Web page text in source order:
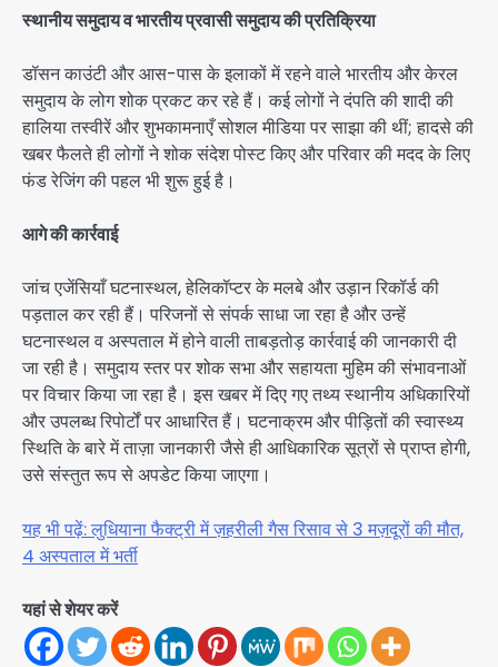
स्थानीय समुदाय व भारतीय प्रवासी समुदाय की प्रतिक्रिया
डॉसन काउंटी और आस-पास के इलाकों में रहने वाले भारतीय और केरल
समुदाय के लोग शोक प्रकट कर रहे हैं। कई लोगों ने दंपति की शादी की
हालिया तस्वीरें और शुभकामनाएँ सोशल मीडिया पर साझा की थीं; हादसे की
खबर फैलते ही लोगों ने शोक संदेश पोस्ट किए और परिवार की मदद के लिए
फंड रेजिंग की पहल भी शुरू हुई है।
आगे की कार्रवाई
जांच एजेंसियाँ घटनास्थल, हेलिकॉप्टर के मलबे और उड़ान रिकॉर्ड की
पड़ताल कर रही हैं। परिजनों से संपर्क साधा जा रहा है और उन्हें
घटनास्थल व अस्पताल में होने वाली ताबड़तोड़ कार्रवाई की जानकारी दी
जा रही है। समुदाय स्तर पर शोक सभा और सहायता मुहिम की संभावनाओं
पर विचार किया जा रहा है। इस खबर में दिए गए तथ्य स्थानीय अधिकारियों
और उपलब्ध रिपोर्टों पर आधारित हैं। घटनाक्रम और पीड़ितों की स्वास्थ्य
स्थिति के बारे में ताज़ा जानकारी जैसे ही आधिकारिक सूत्रों से प्राप्त होगी,
उसे संस्तुत रूप से अपडेट किया जाएगा।
यह भी पढ़ें: लुधियाना फैक्ट्री में ज़हरीली गैस रिसाव से 3 मज़दूरों की मौत,
4 अस्पताल में भर्ती
यहां से शेयर करें